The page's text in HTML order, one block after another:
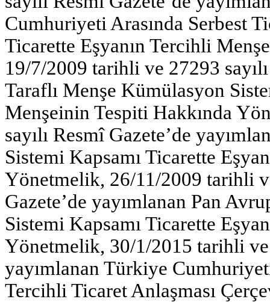
Cumhuriyeti Arasında Serbest
Ticarette Eşyanın Tercihli
19/7/2009 tarihli ve 27293
Taraflı Menşe Kümülasyon
Menşeinin Tespiti Hakkında
sayılı Resmî Gazete’de
Sistemi Kapsamı Ticarette
Yönetmelik, 26/11/2009 tarihli
Gazete’de yayımlanan Pan
Sistemi Kapsamı Ticarette
Yönetmelik, 30/1/2015 tarihli ve
yayımlanan Türkiye
Tercihli Ticaret Anlaşması